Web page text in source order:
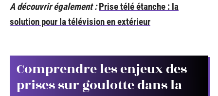
A découvrir également : Prise télé étanche : la
solution pour la télévision en extérieur
Comprendre les enjeux des
prises sur goulotte dans la